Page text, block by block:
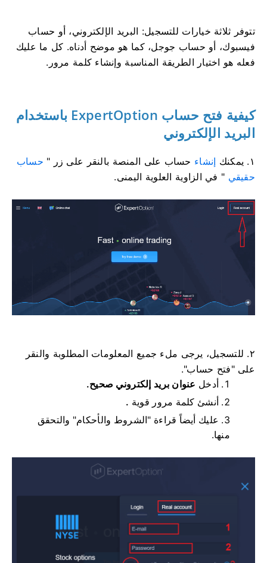
تتوفر ثلاثة خيارات للتسجيل: البريد الإلكتروني، أو حساب
فيسبوك، أو حساب جوجل، كما هو موضح أدناه. كل ما عليك
فعله هو اختيار الطريقة المناسبة وإنشاء كلمة مرور.
كيفية فتح حساب ExpertOption باستخدام
البريد الإلكتروني
١. يمكنك إنشاء حساب على المنصة بالنقر على زر " حساب
حقيقي " في الزاوية العلوية اليمنى.
٢. للتسجيل، يرجى ملء جميع المعلومات المطلوبة والنقر
على "فتح حساب".
أدخل عنوان بريد إلكتروني صحيح.
أنشئ كلمة مرور قوية .
عليك أيضاً قراءة "الشروط والأحكام" والتحقق
منها.